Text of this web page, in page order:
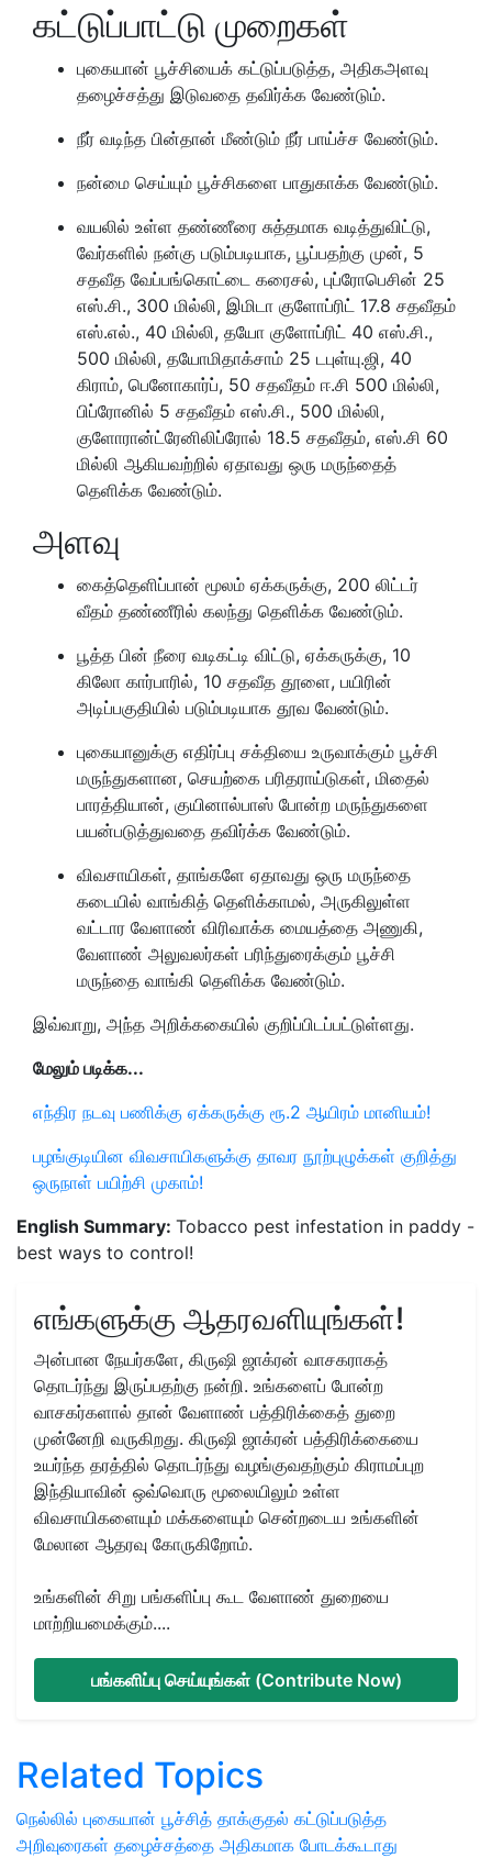
கட்டுப்பாட்டு முறைகள்
புகையான் பூச்சியைக் கட்டுப்படுத்த, அதிகஅளவு
தழைச்சத்து இடுவதை தவிர்க்க வேண்டும்.
நீர் வடிந்த பின்தான் மீண்டும் நீர் பாய்ச்ச வேண்டும்.
நன்மை செய்யும் பூச்சிகளை பாதுகாக்க வேண்டும்.
வயலில் உள்ள தண்ணீரை சுத்தமாக வடித்துவிட்டு,
வேர்களில் நன்கு படும்படியாக, பூப்பதற்கு முன், 5
சதவீத வேப்பங்கொட்டை கரைசல், புப்ரோபெசின் 25
எஸ்.சி., 300 மில்லி, இமிடா குளோப்ரிட் 17.8 சதவீதம்
எஸ்.எல்., 40 மில்லி, தயோ குளோப்ரிட் 40 எஸ்.சி.,
500 மில்லி, தயோமிதாக்சாம் 25 டபுள்யு.ஜி, 40
கிராம், பெனோகார்ப், 50 சதவீதம் ஈ.சி 500 மில்லி,
பிப்ரோனில் 5 சதவீதம் எஸ்.சி., 500 மில்லி,
குளோரான்ட்ரேனிலிப்ரோல் 18.5 சதவீதம், எஸ்.சி 60
மில்லி ஆகியவற்றில் ஏதாவது ஒரு மருந்தைத்
தெளிக்க வேண்டும்.
அளவு
கைத்தெளிப்பான் மூலம் ஏக்கருக்கு, 200 லிட்டர்
வீதம் தண்ணீரில் கலந்து தெளிக்க வேண்டும்.
பூத்த பின் நீரை வடிகட்டி விட்டு, ஏக்கருக்கு, 10
கிலோ கார்பாரில், 10 சதவீத தூளை, பயிரின்
அடிப்பகுதியில் படும்படியாக தூவ வேண்டும்.
புகையானுக்கு எதிர்ப்பு சக்தியை உருவாக்கும் பூச்சி
மருந்துகளான, செயற்கை பரிதராய்டுகள், மிதைல்
பாரத்தியான், குயினால்பாஸ் போன்ற மருந்துகளை
பயன்படுத்துவதை தவிர்க்க வேண்டும்.
விவசாயிகள், தாங்களே ஏதாவது ஒரு மருந்தை
கடையில் வாங்கித் தெளிக்காமல், அருகிலுள்ள
வட்டார வேளாண் விரிவாக்க மையத்தை அணுகி,
வேளாண் அலுவலர்கள் பரிந்துரைக்கும் பூச்சி
மருந்தை வாங்கி தெளிக்க வேண்டும்.
இவ்வாறு, அந்த அறிக்ககையில் குறிப்பிடப்பட்டுள்ளது.
மேலும் படிக்க...
எந்திர நடவு பணிக்கு ஏக்கருக்கு ரூ.2 ஆயிரம் மானியம்!
பழங்குடியின விவசாயிகளுக்கு தாவர நூற்புழுக்கள் குறித்து
ஒருநாள் பயிற்சி முகாம்!
English Summary: Tobacco pest infestation in paddy -
best ways to control!
எங்களுக்கு ஆதரவளியுங்கள்!
அன்பான நேயர்களே, கிருஷி ஜாக்ரன் வாசகராகத்
தொடர்ந்து இருப்பதற்கு நன்றி. உங்களைப் போன்ற
வாசகர்களால் தான் வேளாண் பத்திரிக்கைத் துறை
முன்னேறி வருகிறது. கிருஷி ஜாக்ரன் பத்திரிக்கையை
உயர்ந்த தரத்தில் தொடர்ந்து வழங்குவதற்கும் கிராமப்புற
இந்தியாவின் ஒவ்வொரு மூலையிலும் உள்ள
விவசாயிகளையும் மக்களையும் சென்றடைய உங்களின்
மேலான ஆதரவு கோருகிறோம்.
உங்களின் சிறு பங்களிப்பு கூட வேளாண் துறையை
மாற்றியமைக்கும்....
பங்களிப்பு செய்யுங்கள் (Contribute Now)
Related Topics
நெல்லில் புகையான் பூச்சித் தாக்குதல் கட்டுப்படுத்த
அறிவுரைகள் தழைச்சத்தை அதிகமாக போடக்கூடாது